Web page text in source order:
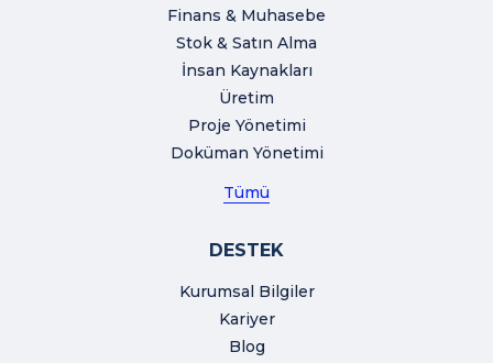
Finans & Muhasebe
Stok & Satın Alma
İnsan Kaynakları
Üretim
Proje Yönetimi
Doküman Yönetimi
Tümü
DESTEK
Kurumsal Bilgiler
Kariyer
Blog